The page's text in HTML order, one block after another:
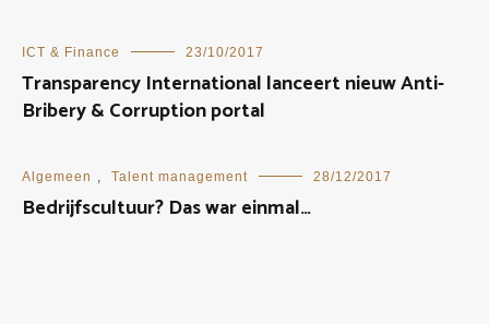
ICT & Finance 23/10/2017
Transparency International lanceert nieuw Anti-
Bribery & Corruption portal
Algemeen , Talent management 28/12/2017
Bedrijfscultuur? Das war einmal…